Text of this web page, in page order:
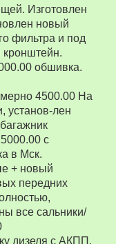
Изготовлен
новый
фильтра и под
кронштейн.
обшивка.
4500.00 На
установ-лен
с
в Мск.
+ новый
передних
все сальники/
дизеля с АКПП.